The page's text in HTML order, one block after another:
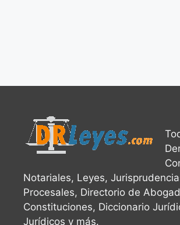
Notariales, Leyes,
Procesales, Directorio de
Constituciones, Diccionario
Jurídicos y más.